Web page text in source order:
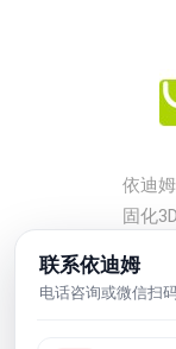
依迪
固化
批量
联系依迪姆
电话咨询或微信扫